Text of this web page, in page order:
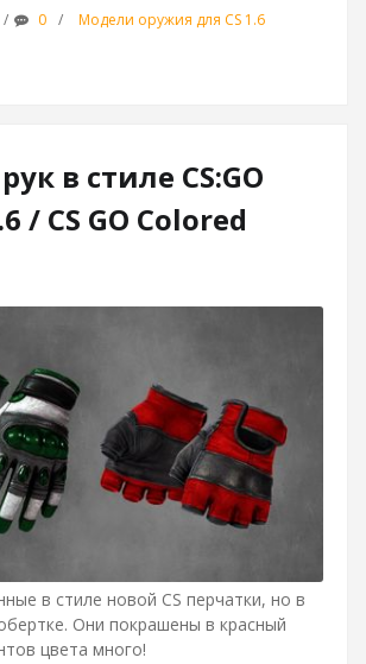
0 Модели оружия для CS 1.6
в стиле CS:GO
/ CS GO Colored
в стиле новой CS перчатки, но в
Они покрашены в красный
цвета много!